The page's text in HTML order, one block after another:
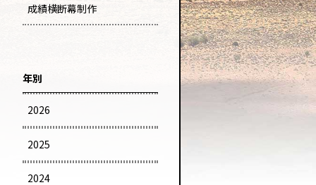
成績横断幕制作
年別
2026
2025
2024